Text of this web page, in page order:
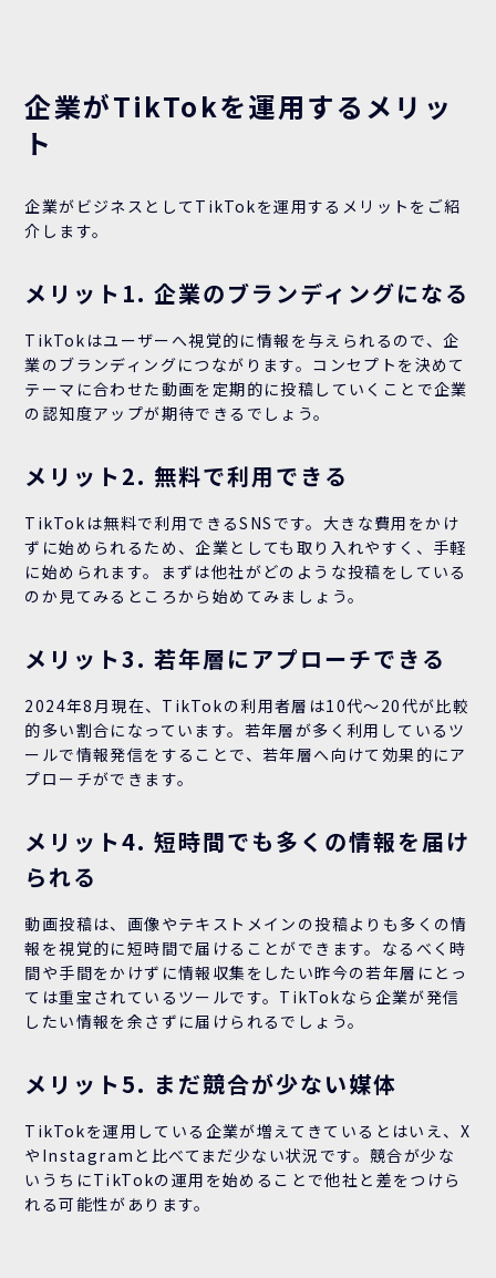
企業がTikTokを運用するメリッ
ト
企業がビジネスとしてTikTokを運用するメリットをご紹
介します。
メリット1. 企業のブランディングになる
TikTokはユーザーへ視覚的に情報を与えられるので、企
業のブランディングにつながります。コンセプトを決めて
テーマに合わせた動画を定期的に投稿していくことで企業
の認知度アップが期待できるでしょう。
メリット2. 無料で利用できる
TikTokは無料で利用できるSNSです。大きな費用をかけ
ずに始められるため、企業としても取り入れやすく、手軽
に始められます。まずは他社がどのような投稿をしている
のか見てみるところから始めてみましょう。
メリット3. 若年層にアプローチできる
2024年8月現在、TikTokの利用者層は10代〜20代が比較
的多い割合になっています。若年層が多く利用しているツ
ールで情報発信をすることで、若年層へ向けて効果的にア
プローチができます。
メリット4. 短時間でも多くの情報を届け
られる
動画投稿は、画像やテキストメインの投稿よりも多くの情
報を視覚的に短時間で届けることができます。なるべく時
間や手間をかけずに情報収集をしたい昨今の若年層にとっ
ては重宝されているツールです。TikTokなら企業が発信
したい情報を余さずに届けられるでしょう。
メリット5. まだ競合が少ない媒体
TikTokを運用している企業が増えてきているとはいえ、X
やInstagramと比べてまだ少ない状況です。競合が少な
いうちにTikTokの運用を始めることで他社と差をつけら
れる可能性があります。